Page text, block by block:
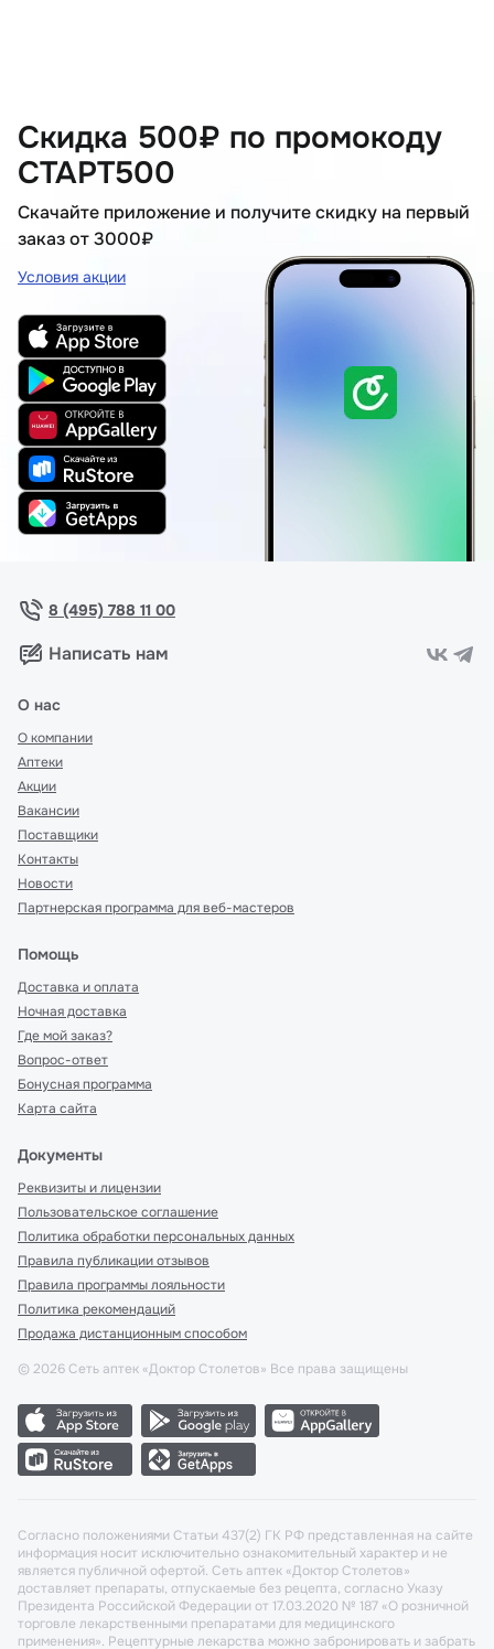
Скидка 500₽ по промокоду
СТАРТ500
Скачайте приложение и получите скидку на первый
заказ от 3000₽
Условия акции
8 (495) 788 11 00
Написать нам
О нас
О компании
Аптеки
Акции
Вакансии
Поставщики
Контакты
Новости
Партнерская программа для веб-мастеров
Помощь
Доставка и оплата
Ночная доставка
Где мой заказ?
Вопрос-ответ
Бонусная программа
Карта сайта
Документы
Реквизиты и лицензии
Пользовательское соглашение
Политика обработки персональных данных
Правила публикации отзывов
Правила программы лояльности
Политика рекомендаций
Продажа дистанционным способом
© 2026 Сеть аптек «Доктор Столетов» Все права защищены
Согласно положениями Статьи 437(2) ГК РФ представленная на сайте
информация носит исключительно ознакомительный характер и не
является публичной офертой. Сеть аптек «Доктор Столетов»
доставляет препараты, отпускаемые без рецепта, согласно Указу
Президента Российской Федерации от 17.03.2020 № 187 «О розничной
торговле лекарственными препаратами для медицинского
применения». Рецептурные лекарства можно забронировать и забрать